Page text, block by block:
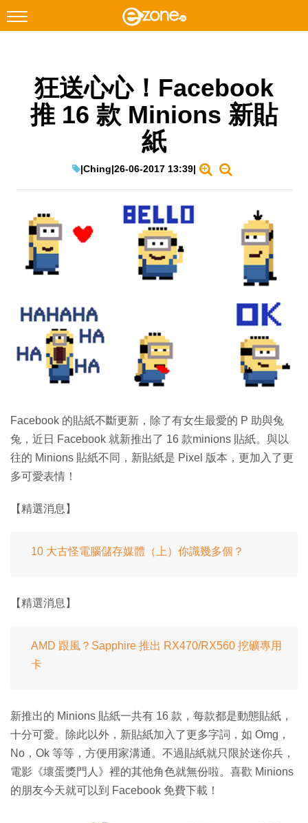
Facebook Instagram
科技焦點
教學評測
EduTech
IT Times
生成式AI與雲端應用
特集
狂送心心！Facebook
推 16 款 Minions 新貼
紙
|Ching|26-06-2017 13:39|
Facebook 的貼紙不斷更新，除了有女生最愛的 P 助與兔
兔，近日 Facebook 就新推出了 16 款minions 貼紙。與以
往的 Minions 貼紙不同，新貼紙是 Pixel 版本，更加入了更
多可愛表情！
【精選消息】
10 大古怪電腦儲存媒體（上）你識幾多個？
【精選消息】
AMD 跟風？Sapphire 推出 RX470/RX560 挖礦專用
卡
新推出的 Minions 貼紙一共有 16 款，每款都是動態貼紙，
十分可愛。除此以外，新貼紙加入了更多字詞，如 Omg，
No，Ok 等等，方便用家溝通。不過貼紙就只限於迷你兵，
電影《壞蛋獎門人》裡的其他角色就無份啦。喜歡 Minions
的朋友今天就可以到 Facebook 免費下載！